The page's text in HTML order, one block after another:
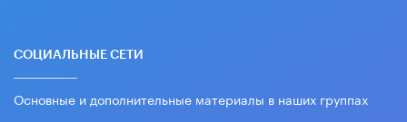
СОЦИАЛЬНЫЕ СЕТИ
Основные и дополнительные материалы в наших группах